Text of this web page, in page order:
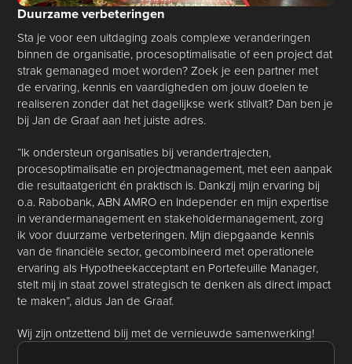
Duurzame verbeteringen
Sta je voor een uitdaging zoals complexe veranderingen
binnen de organisatie, procesoptimalisatie of een project dat
strak gemanaged moet worden? Zoek je een partner met
de ervaring, kennis en vaardigheden om jouw doelen te
realiseren zonder dat het dagelijkse werk stilvalt? Dan ben je
bij Jan de Graaf aan het juiste adres.
“Ik ondersteun organisaties bij verandertrajecten,
procesoptimalisatie en projectmanagement, met een aanpak
die resultaatgericht én praktisch is. Dankzij mijn ervaring bij
o.a. Rabobank, ABN AMRO en Independer en mijn expertise
in verandermanagement en stakeholdermanagement, zorg
ik voor duurzame verbeteringen. Mijn diepgaande kennis
van de financiële sector, gecombineerd met operationele
ervaring als Hypotheekacceptant en Portefeuille Manager,
stelt mij in staat zowel strategisch te denken als direct impact
te maken”, aldus Jan de Graaf.
Wij zijn ontzettend blij met de vernieuwde samenwerking!